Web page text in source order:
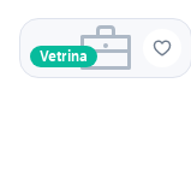
Vetrina